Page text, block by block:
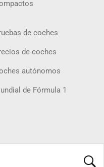
de coches
de coches
autónomos
de Fórmula 1